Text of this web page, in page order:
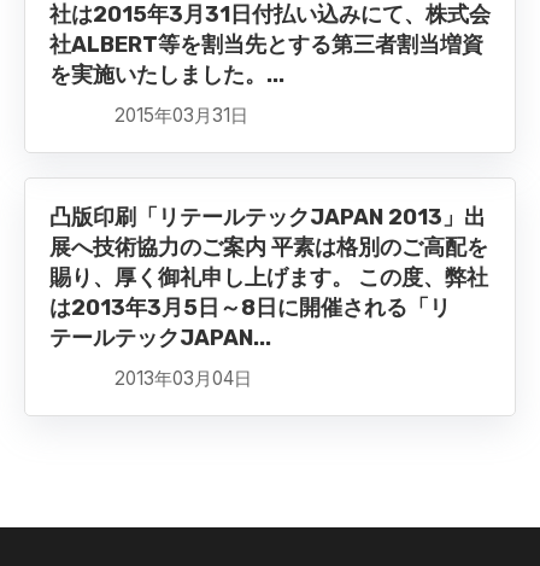
社は2015年3月31日付払い込みにて、株式会
社ALBERT等を割当先とする第三者割当増資
を実施いたしました。...
2015年03月31日
凸版印刷「リテールテックJAPAN 2013」出
展へ技術協力のご案内 平素は格別のご高配を
賜り、厚く御礼申し上げます。 この度、弊社
は2013年3月5日～8日に開催される「リ
テールテックJAPAN...
2013年03月04日